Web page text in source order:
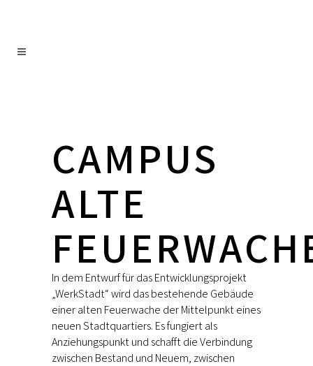
CAMPUS
ALTE
In dem Entwurf für das Entwicklungsprojekt
„WerkStadt“ wird das bestehende Gebäude
einer alten Feuerwache der Mittelpunkt eines
neuen Stadtquartiers. Es fungiert als
Anziehungspunkt und schafft die Verbindung
zwischen Bestand und Neuem, zwischen